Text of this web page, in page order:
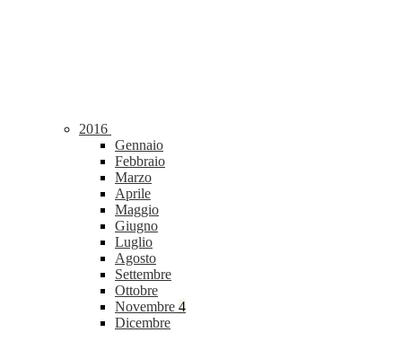
2016
Gennaio
Febbraio
Marzo
Aprile
Maggio
Giugno
Luglio
Agosto
Settembre
Ottobre
Novembre 4
Dicembre